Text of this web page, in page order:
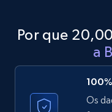
LinkedIn posts -
company URL
Por que
a
Os